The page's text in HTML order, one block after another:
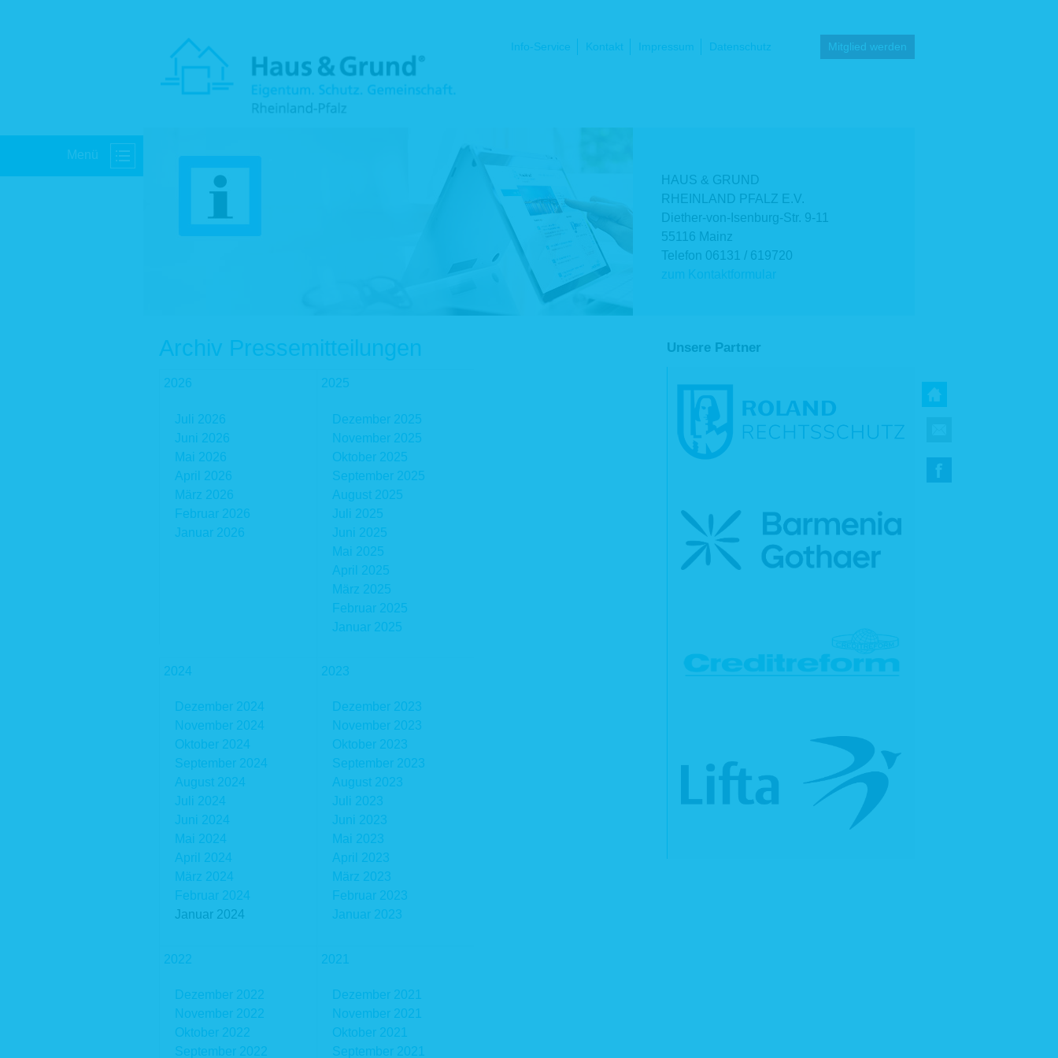
Menü
Navigation
Info-Service Kontakt Impressum Datenschutz Mitglied werden
HAUS & GRUND
RHEINLAND PFALZ E.V.
Diether-von-Isenburg-Str. 9-11
55116 Mainz
Telefon 06131 / 619720
zum Kontaktformular
Archiv Pressemitteilungen
2026
Juli 2026
Juni 2026
Mai 2026
April 2026
März 2026
Februar 2026
Januar 2026
2025
Dezember 2025
November 2025
Oktober 2025
September 2025
August 2025
Juli 2025
Juni 2025
Mai 2025
April 2025
März 2025
Februar 2025
Januar 2025
2024
Dezember 2024
November 2024
Oktober 2024
September 2024
August 2024
Juli 2024
Juni 2024
Mai 2024
April 2024
März 2024
Februar 2024
Januar 2024
2023
Dezember 2023
November 2023
Oktober 2023
September 2023
August 2023
Juli 2023
Juni 2023
Mai 2023
April 2023
März 2023
Februar 2023
Januar 2023
2022
Dezember 2022
November 2022
Oktober 2022
September 2022
2021
Dezember 2021
November 2021
Oktober 2021
September 2021
Unsere Partner